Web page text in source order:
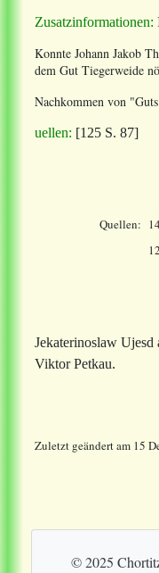
Zusatzinformationen:
Konnte Johann Jakob
dem Gut Tiegerweide
Nachkommen von
uellen: [125 S. 87]
Quellen:
Jekaterinoslaw Ujesd
Viktor Petkau.
Zuletzt geändert am 15
© 2025